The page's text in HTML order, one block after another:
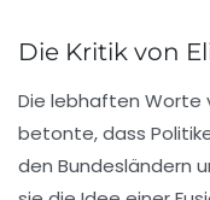
Die Kritik von
Die lebhaften Worte
betonte, dass
den Bundesländern